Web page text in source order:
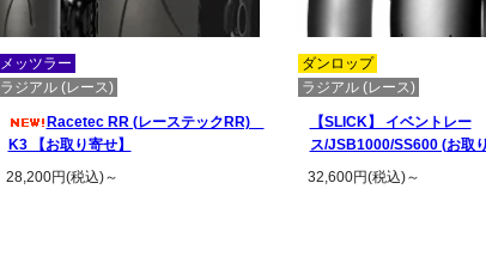
メッツラー
ラジアル (レース)
Racetec RR (レーステックRR)
K3 【お取り寄せ】
28,200円(税込)～
ダンロップ
ラジアル (レース)
【SLICK】 イベントレー
ス/JSB1000/SS600 (お取
32,600円(税込)～